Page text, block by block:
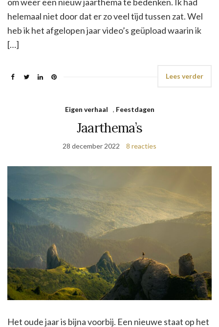
helemaal niet door dat er zo veel tijd tussen zat. Wel
heb ik het afgelopen jaar video’s geüpload waarin ik
[…]
Lees verder
Eigen verhaal , Feestdagen
Jaarthema’s
28 december 2022 8 reacties
Het oude jaar is bijna voorbij. Een nieuwe staat op het